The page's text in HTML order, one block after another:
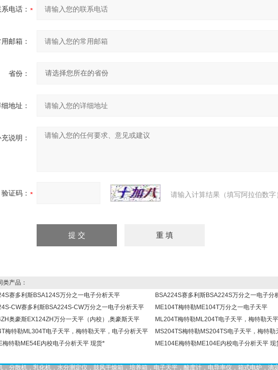
电话：
邮箱：
省份：
地址：
说明：
验证码： 请输入计算结果（填写阿拉伯数
产品：
赛多利斯BSA124S万分之一电子分析天平
BSA224S赛多利斯BSA224S万分之一电子分
CW赛多利斯BSA224S-CW万分之一电子分析天平
ME104T梅特勒ME104T万分之一电子天平
奥豪斯EX124ZH万分一天平（内校）,奥豪斯天平
ML204T梅特勒ML204T电子天平，梅特勒天
梅特勒ML304T电子天平，梅特勒天平，电子分析天平
MS204TS梅特勒MS204TS电子天平，梅特勒
梅特勒ME54E内校电子分析天平 现货*
ME104E梅特勒ME104E内校电子分析天平 现
分散机，乳化机，水分测定仪，鼓风干燥箱，培养箱，电子天平，酸度计，电导率仪，箱式电炉，滴